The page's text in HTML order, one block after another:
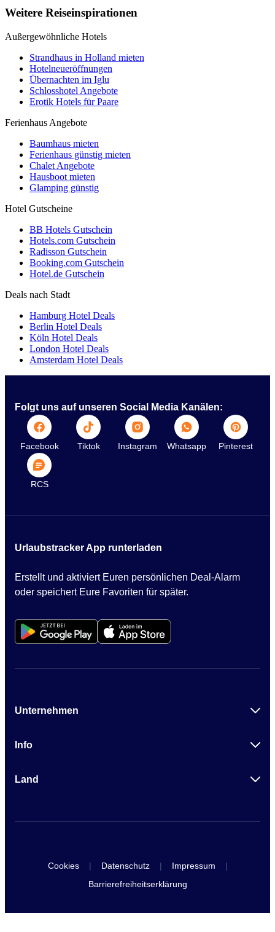
Weitere Reiseinspirationen
Außergewöhnliche Hotels
Strandhaus in Holland mieten
Hotelneueröffnungen
Übernachten im Iglu
Schlosshotel Angebote
Erotik Hotels für Paare
Ferienhaus Angebote
Baumhaus mieten
Ferienhaus günstig mieten
Chalet Angebote
Hausboot mieten
Glamping günstig
Hotel Gutscheine
BB Hotels Gutschein
Hotels.com Gutschein
Radisson Gutschein
Booking.com Gutschein
Hotel.de Gutschein
Deals nach Stadt
Hamburg Hotel Deals
Berlin Hotel Deals
Köln Hotel Deals
London Hotel Deals
Amsterdam Hotel Deals